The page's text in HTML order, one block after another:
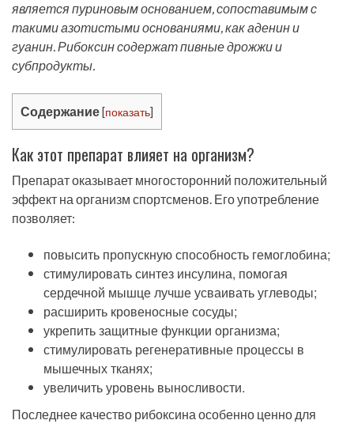
является пуриновым основанием, сопоставимым с
такими азотистыми основаниями, как аденин и
гуанин. Рибоксин содержат пивные дрожжи и
субпродукты.
Содержание [показать]
Как этот препарат влияет на организм?
Препарат оказывает многосторонний положительный
эффект на организм спортсменов. Его употребление
позволяет:
повысить пропускную способность гемоглобина;
стимулировать синтез инсулина, помогая
сердечной мышце лучше усваивать углеводы;
расширить кровеносные сосуды;
укрепить защитные функции организма;
стимулировать регенеративные процессы в
мышечных тканях;
увеличить уровень выносливости.
Последнее качество рибоксина особенно ценно для